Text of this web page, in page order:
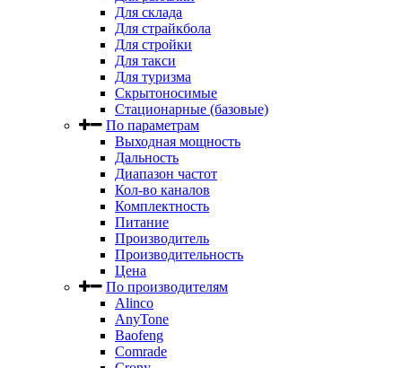
Для склада
Для страйкбола
Для стройки
Для такси
Для туризма
Скрытоносимые
Стационарные (базовые)
По параметрам
Выходная мощность
Дальность
Диапазон частот
Кол-во каналов
Комплектность
Питание
Производитель
Производительность
Цена
По производителям
Alinco
AnyTone
Baofeng
Comrade